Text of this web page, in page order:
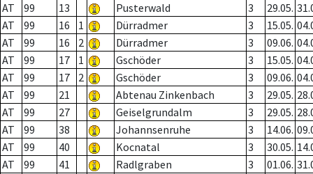
AT
99 13 Pusterwald 3 29.05.
AT
99 16 1 Dürradmer 3 15.05.
AT
99 16 2 Dürradmer 3 09.06.
AT
99 17 1 Gschöder 3 15.05.
AT
99 17 2 Gschöder 3 09.06.
AT
99 21 Abtenau Zinkenbach 3 29.05.
AT
99 27 Geiselgrundalm 3 29.05.
AT
99 38 Johannsenruhe 3 14.06.
AT
99 40 Kocnatal 3 30.05.
AT
99 41 Radlgraben 3 01.06.